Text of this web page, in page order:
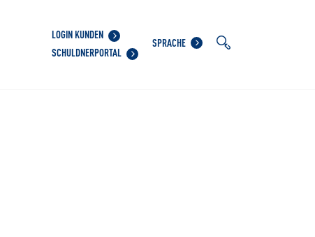
LOGIN KUNDEN
SCHULDNERPORTAL
SPRACHE